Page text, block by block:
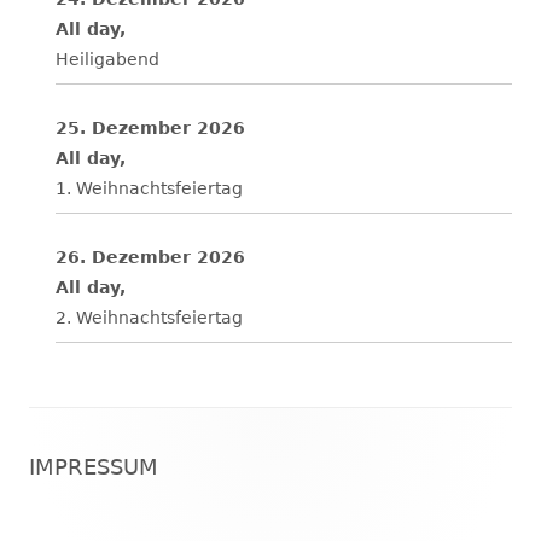
All day,
Heiligabend
25. Dezember 2026
All day,
1. Weihnachtsfeiertag
26. Dezember 2026
All day,
2. Weihnachtsfeiertag
Inhalt
IMPRESSUM